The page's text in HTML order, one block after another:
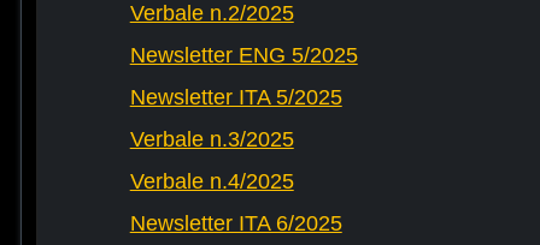
Verbale n.2/2025
Newsletter ENG 5/2025
Newsletter ITA 5/2025
Verbale n.3/2025
Verbale n.4/2025
Newsletter ITA 6/2025